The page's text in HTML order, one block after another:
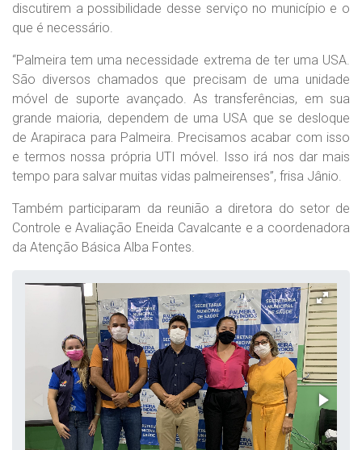
discutirem a possibilidade desse serviço no município e o
que é necessário.
“Palmeira tem uma necessidade extrema de ter uma USA.
São diversos chamados que precisam de uma unidade
móvel de suporte avançado. As transferências, em sua
grande maioria, dependem de uma USA que se desloque
de Arapiraca para Palmeira. Precisamos acabar com isso
e termos nossa própria UTI móvel. Isso irá nos dar mais
tempo para salvar muitas vidas palmeirenses”, frisa Jânio.
Também participaram da reunião a diretora do setor de
Controle e Avaliação Eneida Cavalcante e a coordenadora
da Atenção Básica Alba Fontes.